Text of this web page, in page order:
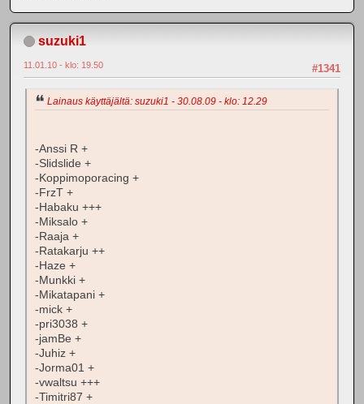
suzuki1
#1341
11.01.10 - klo: 19.50
Lainaus käyttäjältä: suzuki1 - 30.08.09 - klo: 12.29
-Anssi R +
-Slidslide +
-Koppimoporacing +
-FrzT +
-Habaku +++
-Miksalo +
-Raaja +
-Ratakarju ++
-Haze +
-Munkki +
-Mikatapani +
-mick +
-pri3038 +
-jamBe +
-Juhiz +
-Jorma01 +
-vwaltsu +++
-Timitri87 +